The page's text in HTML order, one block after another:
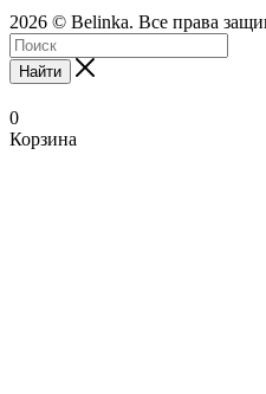
2026 © Belinka. Все права
Найти
0
Корзина